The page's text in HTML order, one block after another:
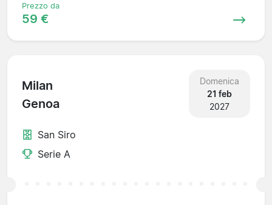
Prezzo da
59 €
Milan
Genoa
Domenica
21 feb
2027
San Siro
Serie A